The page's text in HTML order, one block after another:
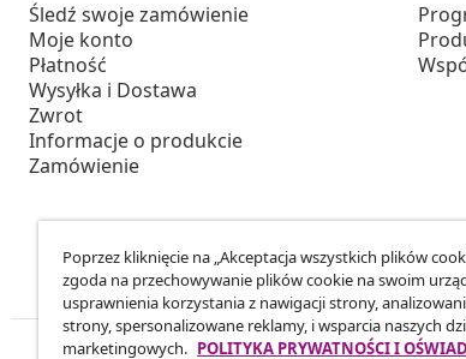
Śledź swoje zamówienie
Moje konto
Płatność
Wysyłka i Dostawa
Zwrot
Informacje o produkcie
Zamówienie
Poprzez kliknięcie na „Akceptacja wszystkich plików
zgoda na przechowywanie plików cookie na swoim
usprawnienia korzystania z nawigacji strony,
strony, spersonalizowane reklamy, i wsparcia naszych
marketingowych. POLITYKA PRYWATNOŚCI I